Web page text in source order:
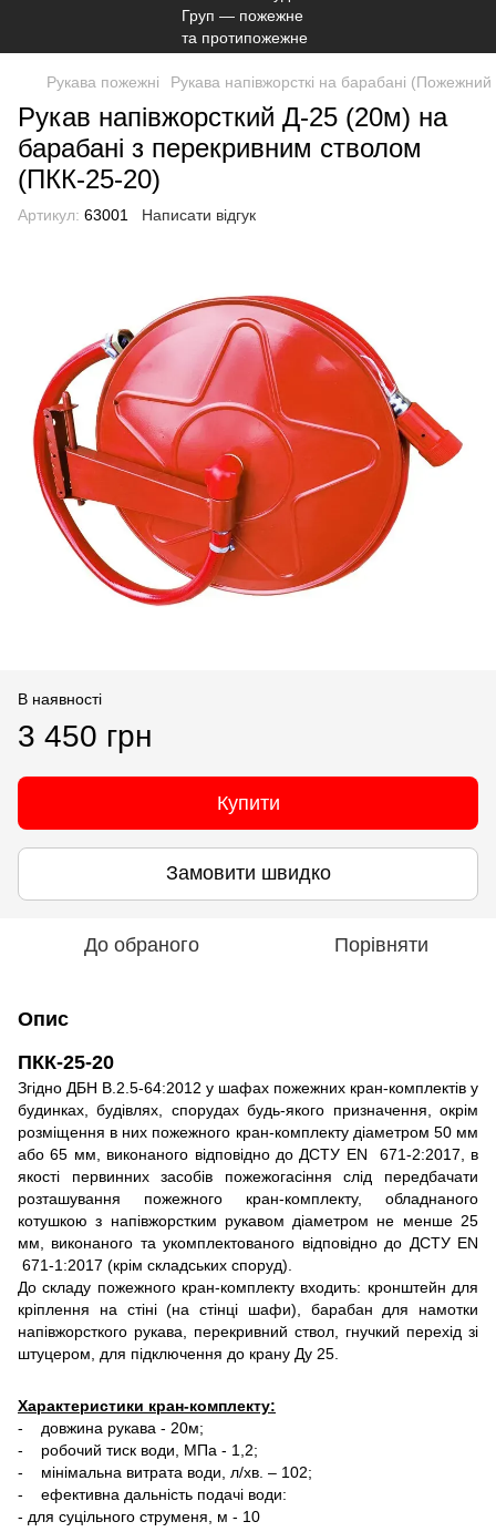
Рукава пожежні Рукава напівжорсткі на барабані
Рукав напівжорсткий Д-25 (20м) на
барабані з перекривним стволом
(ПКК-25-20)
Артикул: 63001 Написати відгук
В наявності
3 450 грн
Купити
Замовити швидко
До обраного Порівняти
Опис
ПКК-25-20
Згідно ДБН В.2.5-64:2012 у шафах пожежних кран-комплектів у
будинках, будівлях, спорудах будь-якого призначення, окрім
розміщення в них пожежного кран-комплекту діаметром 50 мм
або 65 мм, виконаного відповідно до ДСТУ ЕN 671-2:2017, в
якості первинних засобів пожежогасіння слід передбачати
розташування пожежного кран-комплекту, обладнаного
котушкою з напівжорстким рукавом діаметром не менше 25
мм, виконаного та укомплектованого відповідно до ДСТУ ЕN
671-1:2017 (крім складських споруд).
До складу пожежного кран-комплекту входить: кронштейн для
кріплення на стіні (на стінці шафи), барабан для намотки
напівжорсткого рукава, перекривний ствол, гнучкий перехід зі
штуцером, для підключення до крану Ду 25.
Характеристики кран-комплекту:
- довжина рукава - 20м;
- робочий тиск води, МПа - 1,2;
- мінімальна витрата води, л/хв. – 102;
- ефективна дальність подачі води:
- для суцільного струменя, м - 10